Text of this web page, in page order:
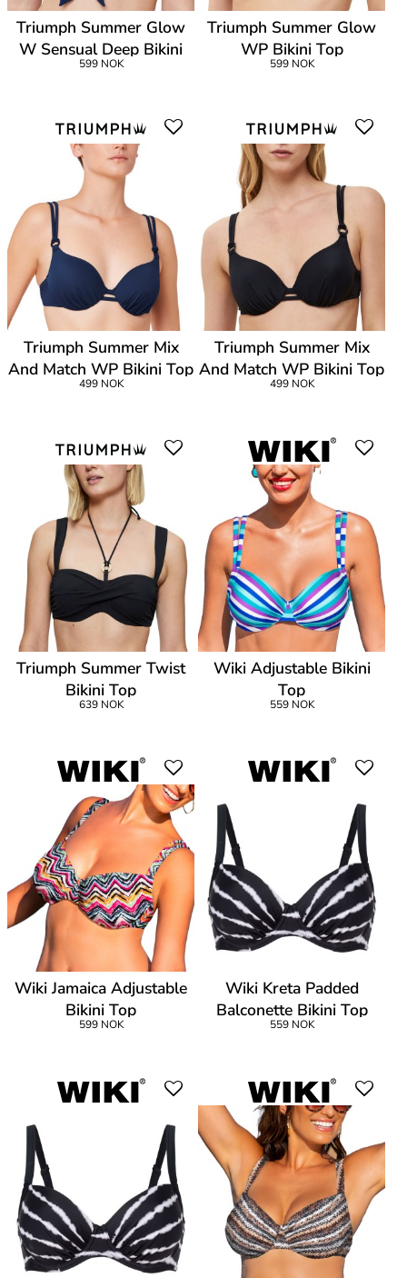
Triumph Summer Glow
W Sensual Deep Bikini
Top
599 NOK
Triumph Summer Glow
WP Bikini Top
599 NOK
Triumph Summer Mix
And Match WP Bikini Top
499 NOK
Triumph Summer Mix
And Match WP Bikini Top
499 NOK
Triumph Summer Twist
Bikini Top
639 NOK
Wiki Adjustable Bikini
Top
559 NOK
Wiki Jamaica Adjustable
Bikini Top
599 NOK
Wiki Kreta Padded
Balconette Bikini Top
559 NOK